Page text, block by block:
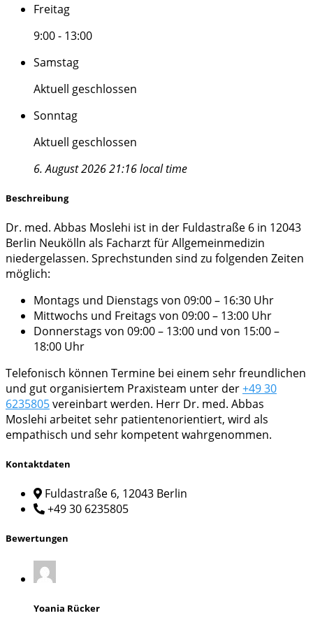
Freitag
9:00 - 13:00
Samstag
Aktuell geschlossen
Sonntag
Aktuell geschlossen
6. August 2026 21:16 local time
Beschreibung
Dr. med. Abbas Moslehi ist in der Fuldastraße 6 in 12043
Berlin Neukölln als Facharzt für Allgemeinmedizin
niedergelassen. Sprechstunden sind zu folgenden Zeiten
möglich:
Montags und Dienstags von 09:00 – 16:30 Uhr
Mittwochs und Freitags von 09:00 – 13:00 Uhr
Donnerstags von 09:00 – 13:00 und von 15:00 –
18:00 Uhr
Telefonisch können Termine bei einem sehr freundlichen
und gut organisiertem Praxisteam unter der+49 30
6235805vereinbart werden. Herr Dr. med. Abbas
Moslehi arbeitet sehr patientenorientiert, wird als
empathisch und sehr kompetent wahrgenommen.
Kontaktdaten
Fuldastraße 6, 12043 Berlin
+49 30 6235805
Bewertungen
Yoania Rücker